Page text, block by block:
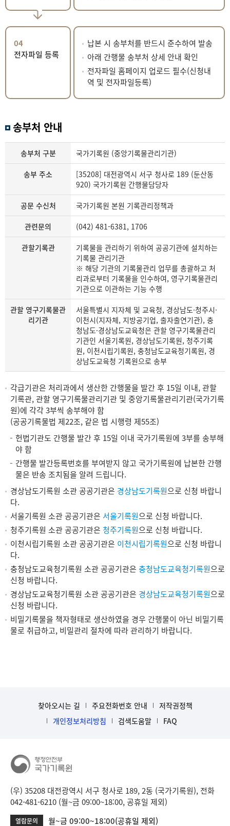
04
전자파일 등록
납본 시 송부처를 반드시 준수하여 발송
아래 간행물 송부처 상세 안내 확인
전자파일 홈페이지 업로드 필수(신청내
역 및 전자파일등록)
송부처 안내
송부처 구분 국가기록원 (중앙기록물관리기관)
송부 주소
[35208] 대전광역시 서구 청사로 189 (둔산동
920) 국가기록원 간행물담당자
공문 수신처 국가기록원 본원 기록관리정책과
관련문의 (042) 481-6381, 1706
관할기록관
기록물을 관리하기 위하여 공공기관에 설치하는
기록물 관리기관
※ 해당 기관의 기록물관리 업무를 총괄하고 처
리과로부터 기록물을 인수하여, 영구기록물관리
기관으로 이관하는 기능 수행
관할 영구기록물관
리기관
서울특별시 지자체 및 교육청, 경상남도·청주시·
이천시(지자체, 지방공기업, 출자출연기관), 충
청남도·경상남도교육청은 관할 영구기록물관리
기관인 서울기록원, 경상남도기록원, 청주기록
원, 이천시립기록원, 충청남도교육청기록원, 경
상남도교육청 기록원으로 송부
각급기관은 처리과에서 생산한 간행물을 발간 후 15일 이내, 관할
기록관, 관할 영구기록물관리기관 및 중앙기록물관리기관(국가기록
원)에 각각 3부씩 송부해야 함
(공공기록물법 제22조, 같은 법 시행령 제55조)
헌법기관도 간행물 발간 후 15일 이내 국가기록원에 3부를 송부해
야 함
간행물 발간등록번호를 부여받지 않고 국가기록원에 납본한 간행
물은 반송 조치됨을 알려 드립니다.
경상남도기록원 소관 공공기관은 경상남도기록원으로 신청 바랍니
다.
서울기록원 소관 공공기관은 서울기록원으로 신청 바랍니다.
청주기록원 소관 공공기관은 청주기록원으로 신청 바랍니다.
이천시립기록원 소관 공공기관은 이천시립기록원으로 신청 바랍니
다.
충청남도교육청기록원 소관 공공기관은 충청남도교육청기록원으로
신청 바랍니다.
경상남도교육청기록원 소관 공공기관은 경상남도교육청기록원으로
신청 바랍니다.
비밀기록물을 책자형태로 생산하였을 경우 간행물이 아닌 비밀기록
물로 취급하고, 비밀관리 절차에 따라 관리하기 바랍니다.
찾아오시는 길 주요전화번호 안내
저작권정책
개인정보처리방침
검색도움말 FAQ
(우) 35208 대전광역시 서구 청사로 189, 2동 (국가기록원), 전화
042-481-6210 (월~금 09:00~18:00, 공휴일 제외)
열람문의 월~금 09:00~18:00(공휴일 제외)